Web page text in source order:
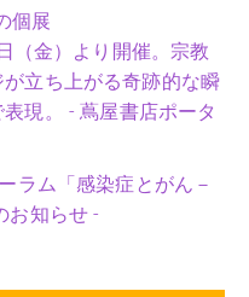
個展
（金）より開催。宗教
立ち上がる奇跡的な瞬
現。 - 蔦屋書店ポータ
ラム「感染症とがん－
お知らせ -